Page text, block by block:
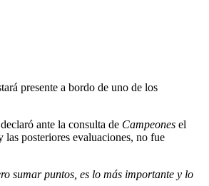
presente a bordo de uno de los
declaró ante la consulta de Campeones el
las posteriores evaluaciones, no fue
sumar puntos, es lo más importante y lo